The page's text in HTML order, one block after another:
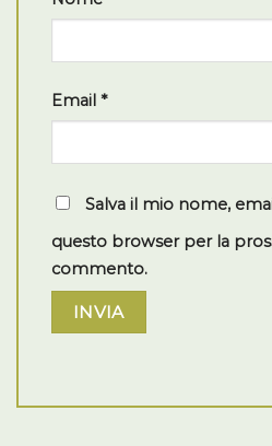
Email *
Salva il mio nome,
questo browser per la
commento.